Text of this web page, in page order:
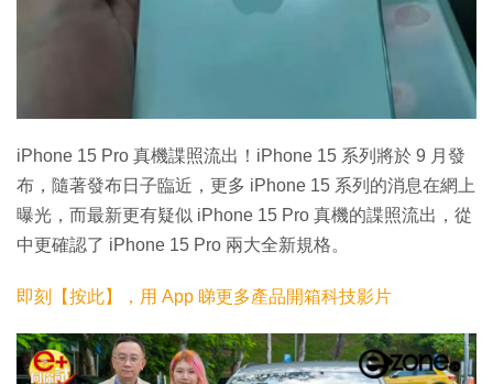
iPhone 15 Pro 真機諜照流出！iPhone 15 系列將於 9 月發
布，隨著發布日子臨近，更多 iPhone 15 系列的消息在網上
曝光，而最新更有疑似 iPhone 15 Pro 真機的諜照流出，從
中更確認了 iPhone 15 Pro 兩大全新規格。
即刻【按此】，用 App 睇更多產品開箱科技影片